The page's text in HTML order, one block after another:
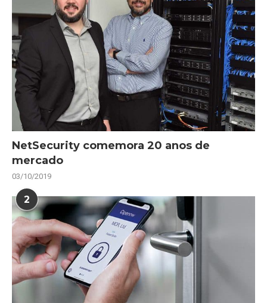
NetSecurity comemora 20 anos de
mercado
03/10/2019
2